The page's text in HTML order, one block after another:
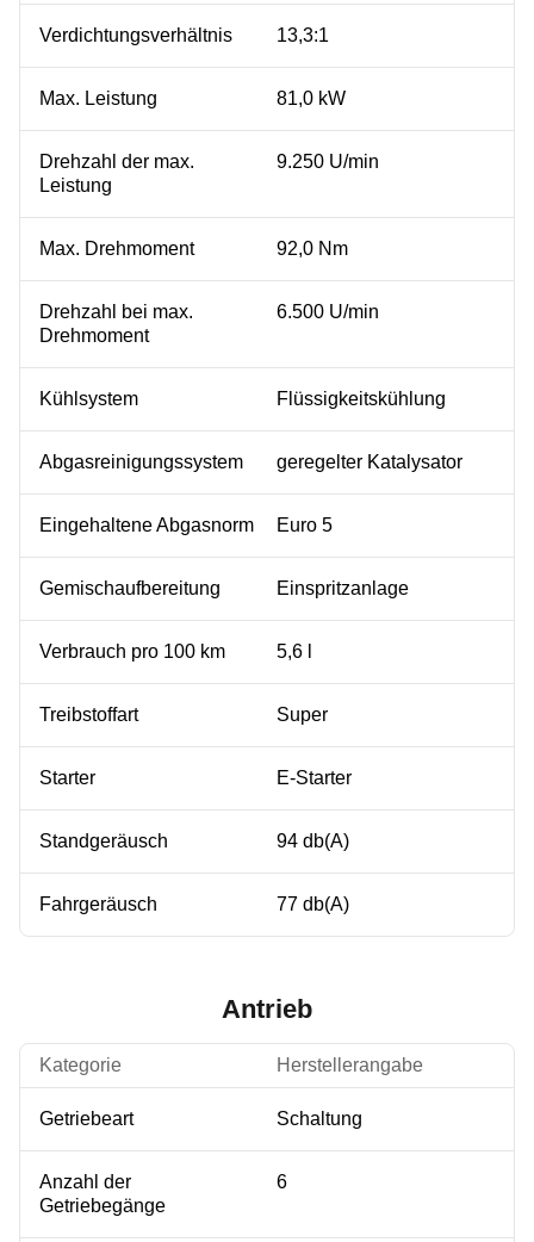
Verdichtungsverhältnis 13,3:1
Max. Leistung 81,0 kW
Drehzahl der max.
Leistung
9.250 U/min
Max. Drehmoment 92,0 Nm
Drehzahl bei max.
Drehmoment
6.500 U/min
Kühlsystem Flüssigkeitskühlung
Abgasreinigungssystem geregelter Katalysator
Eingehaltene Abgasnorm Euro 5
Gemischaufbereitung Einspritzanlage
Verbrauch pro 100 km 5,6 l
Treibstoffart Super
Starter E-Starter
Standgeräusch 94 db(A)
Fahrgeräusch 77 db(A)
Antrieb
Kategorie Herstellerangabe
Getriebeart Schaltung
Anzahl der
Getriebegänge
6